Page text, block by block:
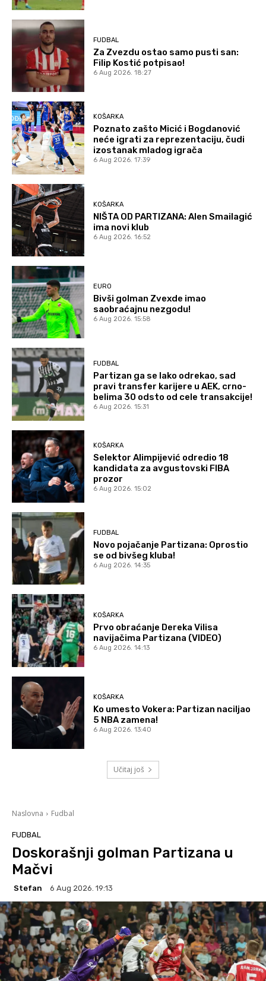
FUDBAL
Za Zvezdu ostao samo pusti san:
Filip Kostić potpisao!
6 Aug 2026. 18:27
KOŠARKA
Poznato zašto Micić i Bogdanović
neće igrati za reprezentaciju, čudi
izostanak mladog igrača
6 Aug 2026. 17:39
KOŠARKA
NIŠTA OD PARTIZANA: Alen Smailagić
ima novi klub
6 Aug 2026. 16:52
EURO
Bivši golman Zvexde imao
saobraćajnu nezgodu!
6 Aug 2026. 15:58
FUDBAL
Partizan ga se lako odrekao, sad
pravi transfer karijere u AEK, crno-
belima 30 odsto od cele transakcije!
6 Aug 2026. 15:31
KOŠARKA
Selektor Alimpijević odredio 18
kandidata za avgustovski FIBA
prozor
6 Aug 2026. 15:02
FUDBAL
Novo pojačanje Partizana: Oprostio
se od bivšeg kluba!
6 Aug 2026. 14:35
KOŠARKA
Prvo obraćanje Dereka Vilisa
navijačima Partizana (VIDEO)
6 Aug 2026. 14:13
KOŠARKA
Ko umesto Vokera: Partizan naciljao
5 NBA zamena!
6 Aug 2026. 13:40
Učitaj još